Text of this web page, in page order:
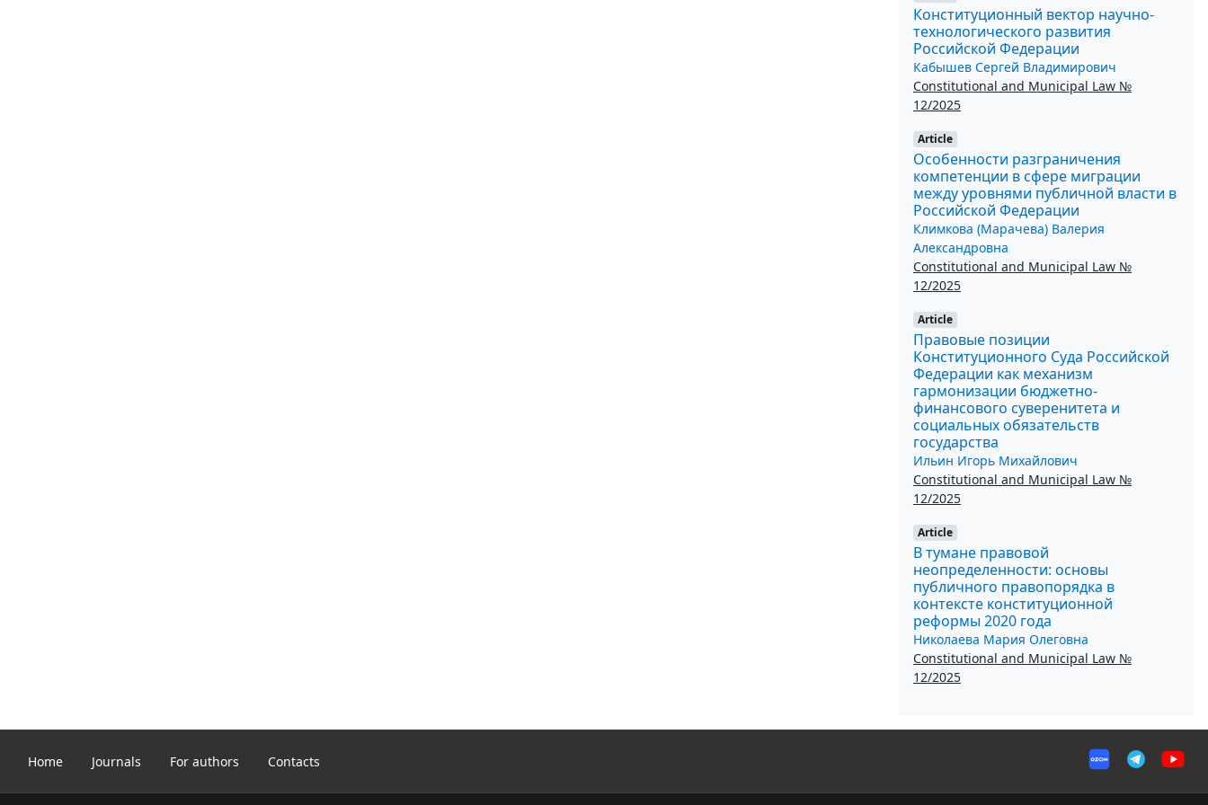
Конституционный вектор научно-
технологического развития
Российской Федерации
Кабышев Сергей Владимирович
Constitutional and Municipal Law №
12/2025
Article
Особенности разграничения
компетенции в сфере миграции
между уровнями публичной власти в
Российской Федерации
Климкова (Марачева) Валерия
Александровна
Constitutional and Municipal Law №
12/2025
Article
Правовые позиции
Конституционного Суда Российской
Федерации как механизм
гармонизации бюджетно-
финансового суверенитета и
социальных обязательств
государства
Ильин Игорь Михайлович
Constitutional and Municipal Law №
12/2025
Article
В тумане правовой
неопределенности: основы
публичного правопорядка в
контексте конституционной
реформы 2020 года
Николаева Мария Олеговна
Constitutional and Municipal Law №
12/2025
Home Journals For authors Contacts